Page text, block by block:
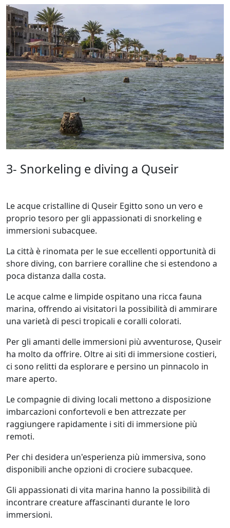
3- Snorkeling e diving a Quseir
Le acque cristalline di Quseir Egitto sono un vero e
proprio tesoro per gli appassionati di snorkeling e
immersioni subacquee.
La città è rinomata per le sue eccellenti opportunità di
shore diving, con barriere coralline che si estendono a
poca distanza dalla costa.
Le acque calme e limpide ospitano una ricca fauna
marina, offrendo ai visitatori la possibilità di ammirare
una varietà di pesci tropicali e coralli colorati.
Per gli amanti delle immersioni più avventurose, Quseir
ha molto da offrire. Oltre ai siti di immersione costieri,
ci sono relitti da esplorare e persino un pinnacolo in
mare aperto.
Le compagnie di diving locali mettono a disposizione
imbarcazioni confortevoli e ben attrezzate per
raggiungere rapidamente i siti di immersione più
remoti.
Per chi desidera un'esperienza più immersiva, sono
disponibili anche opzioni di crociere subacquee.
Gli appassionati di vita marina hanno la possibilità di
incontrare creature affascinanti durante le loro
immersioni.